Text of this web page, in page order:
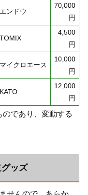
エンドウ
70,000
円
TOMIX
4,500
円
マイクロエース
10,000
円
KATO
12,000
円
であり、変動する
ッズ